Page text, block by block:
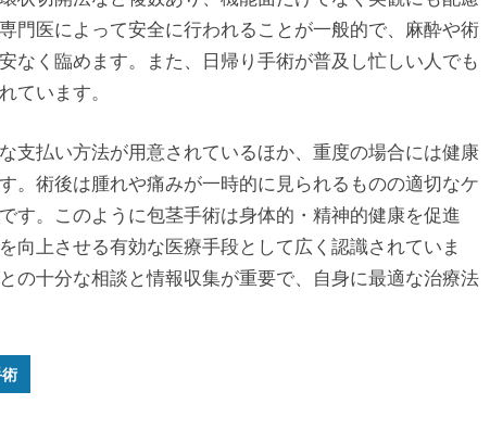
門医によって安全に行われることが一般的で、麻酔や術
なく臨めます。また、日帰り手術が普及し忙しい人でも
ています。
支払い方法が用意されているほか、重度の場合には健康
。術後は腫れや痛みが一時的に見られるものの適切なケ
す。このように包茎手術は身体的・精神的健康を促進
向上させる有効な医療手段として広く認識されていま
の十分な相談と情報収集が重要で、自身に最適な治療法